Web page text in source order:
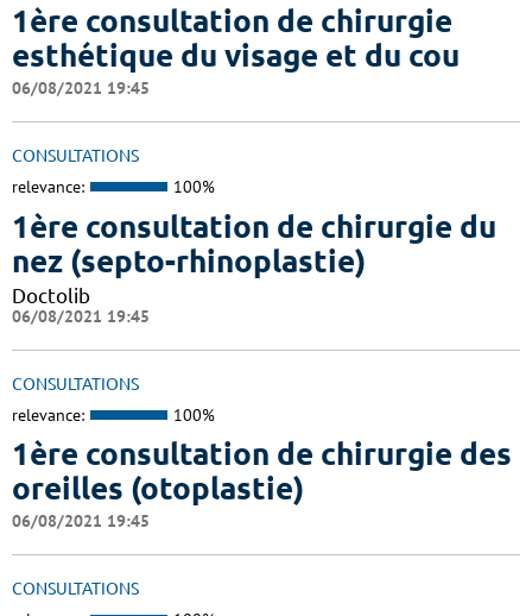
1ère consultation de chirurgie
esthétique du visage et du cou
06/08/2021 19:45
CONSULTATIONS
relevance: 100%
1ère consultation de chirurgie du
nez (septo-rhinoplastie)
Doctolib
06/08/2021 19:45
CONSULTATIONS
relevance: 100%
1ère consultation de chirurgie des
oreilles (otoplastie)
06/08/2021 19:45
CONSULTATIONS